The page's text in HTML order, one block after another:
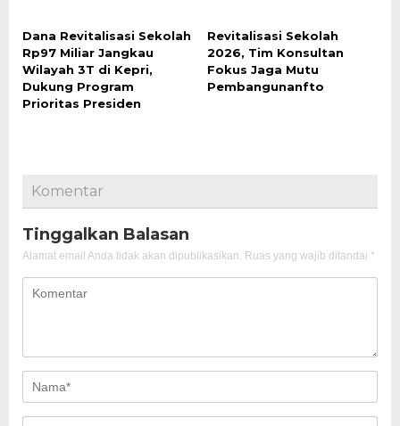
Dana Revitalisasi Sekolah
Rp97 Miliar Jangkau
Wilayah 3T di Kepri,
Dukung Program
Prioritas Presiden
Revitalisasi Sekolah
2026, Tim Konsultan
Fokus Jaga Mutu
Pembangunanfto
Komentar
Tinggalkan Balasan
Alamat email Anda tidak akan dipublikasikan. Ruas yang wajib ditandai *